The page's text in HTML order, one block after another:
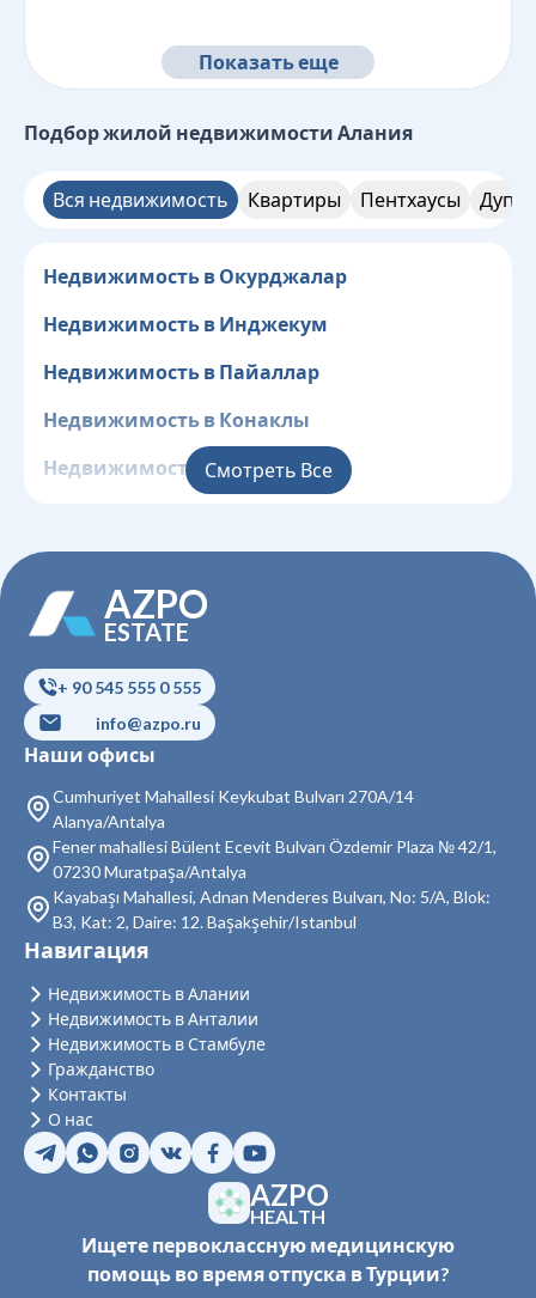
Показать еще
Подбор жилой недвижимости Алания
Вся недвижимость Квартиры Пентхаусы
Недвижимость в Окурджалар
Недвижимость в Инджекум
Недвижимость в Пайаллар
Недвижимость в Конаклы
Недвижимость в Клеопатра
Недвижимость в Оба
Недвижимость в Тосмур
Недвижимость в Кестель
Недвижимость в Махмутлар
Недвижимость в Каргыджак
Недвижимость в Демирташ
Недвижимость в Газипаша
Недвижимость в Тюрклер
Смотреть Все
AZPO
ESTATE
+ 90 545 555 0 555
info@azpo.ru
Наши офисы
Cumhuriyet Mahallesi Keykubat Bulvarı 270A/14
Alanya/Antalya
Fener mahallesi Bülent Ecevit Bulvarı Özdemir Plaza № 42/1,
07230 Muratpaşa/Antalya
Kayabaşı Mahallesi, Adnan Menderes Bulvarı, No: 5/A, Blok:
B3, Kat: 2, Daire: 12. Başakşehir/Istanbul
AZPO
HEALTH
Ищете первоклассную медицинскую
помощь во время отпуска в Турции?
Навигация
Недвижимость в Алании
Недвижимость в Анталии
Недвижимость в Стамбуле
Гражданство
Контакты
О нас